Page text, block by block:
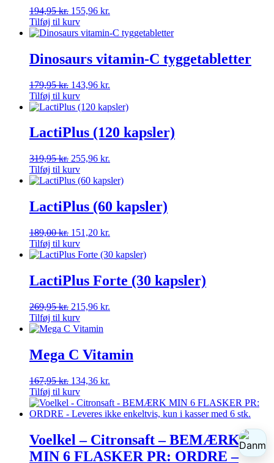
194,95kr. 155,96 kr.
Tilføj til kurv
Dinosaurs vitamin-C tyggetabletter
179,95kr. 143,96 kr.
Tilføj til kurv
LactiPlus (120 kapsler)
319,95kr. 255,96 kr.
Tilføj til kurv
LactiPlus (60 kapsler)
189,00kr. 151,20 kr.
Tilføj til kurv
LactiPlus Forte (30 kapsler)
269,95kr. 215,96 kr.
Tilføj til kurv
Mega C Vitamin
167,95kr. 134,36 kr.
Tilføj til kurv
Voelkel – Citronsaft – BEMÆRK
MIN 6 FLASKER PR: ORDRE –